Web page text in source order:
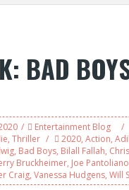
BAD
Entertainment Blog
, Thriller 2020, Action,
, Bad Boys, Bilall Fallah,
Bruckheimer, Joe Pantoliano
Craig, Vanessa Hudgens, Will